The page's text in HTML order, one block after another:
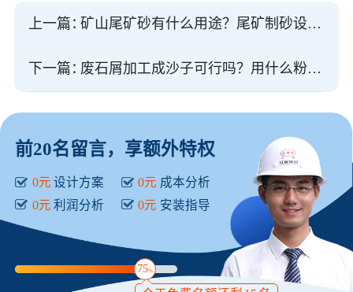
上一篇： 矿山尾矿砂有什么用途？尾矿制砂设备有哪些？
下一篇： 废石屑加工成沙子可行吗？用什么粉碎机器？
前20名留言，享额外特权
0元 设计方案 0元 成本分析
0元 利润分析 0元 安装指导
75%